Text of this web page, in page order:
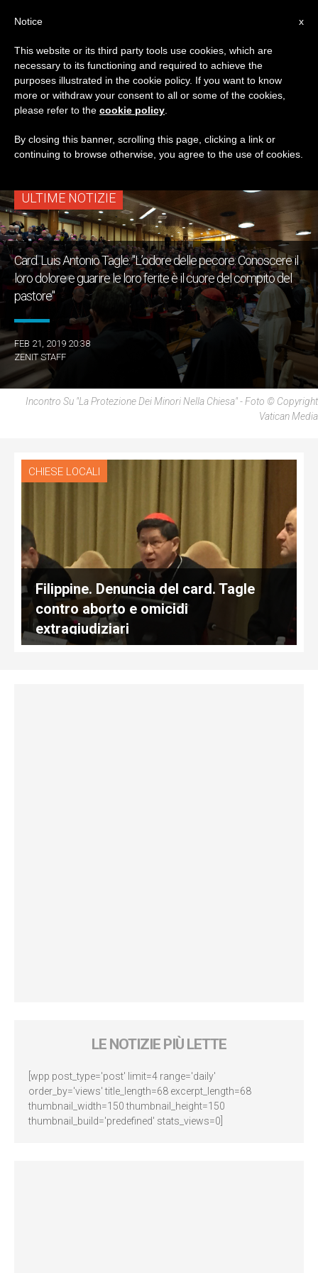
TAG
Posts Tagged ‘card.
Tagle’
ULTIME NOTIZIE
Card. Luis Antonio Tagle: "L’odore delle pecore: Conoscere il
loro dolore e guarire le loro ferite è il cuore del compito del
pastore"
FEB 21, 2019 20:38
ZENIT STAFF
Incontro Su "La Protezione Dei Minori Nella Chiesa" - Foto © Copyright
Vatican Media
CHIESE LOCALI
Filippine. Denuncia del card. Tagle
contro aborto e omicidi
extragiudiziari
LE NOTIZIE PIÙ LETTE
[wpp post_type='post' limit=4 range='daily'
order_by='views' title_length=68 excerpt_length=68
thumbnail_width=150 thumbnail_height=150
thumbnail_build='predefined' stats_views=0]
x
Notice
This website or its third party tools use cookies, which are
necessary to its functioning and required to achieve the
purposes illustrated in the cookie policy. If you want to know
more or withdraw your consent to all or some of the cookies,
please refer to the cookie policy
By closing this banner, scrolling this page, clicking a link or
continuing to browse otherwise, you agree to the use of cookies.